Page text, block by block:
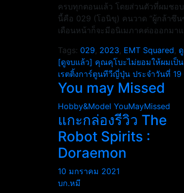
ครบทุกตอนแล้ว โดยส่วนตัวที่ผมชอบ
นี้คือ 029 (โอนิขุ) คนวาด “ผู้กล้าซึน
เดือนหน้าก็จะมีอนิเมภาคต่อออกมา
Tags: 029 2023 EMT Squared
แนะแนว
เรื่อง
[ดูจบแล้ว] คุณคุโบะไม่ยอมให้ผมเป็
เรตติ้งการ์ตูนทีวีญี่ปุ่น ประจำวันที่
You may Missed
Hobby&Model YouMayMissed
แกะกล่องรีวิว The
Robot Spirits :
Doraemon
10 มกราคม 2021
บก.หมี